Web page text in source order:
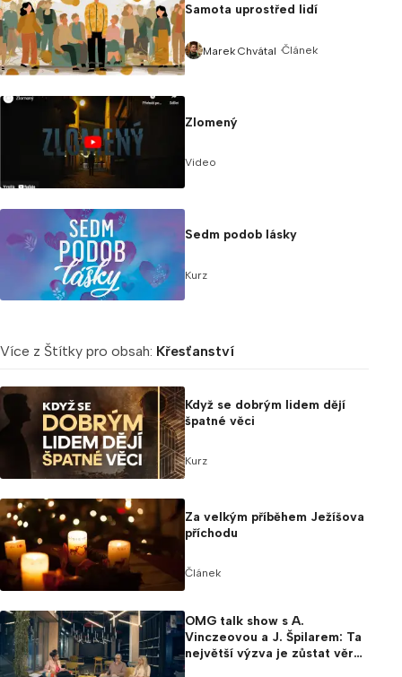
Samota uprostřed lidí
Marek Chvátal Článek
Zlomený
Video
Sedm podob lásky
Kurz
Více z Štítky pro obsah: Křesťanství
Když se dobrým lidem dějí
špatné věci
Kurz
Za velkým příběhem Ježíšova
příchodu
Článek
OMG talk show s A.
Vinczeovou a J. Špilarem: Ta
největší výzva je zůstat věrný
sobě